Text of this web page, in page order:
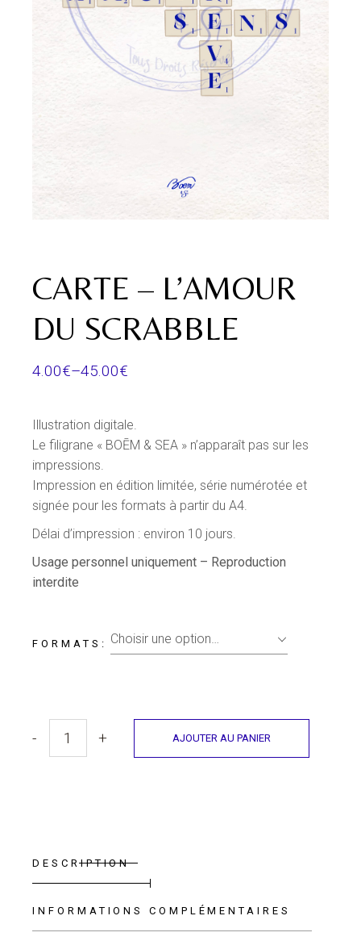
CARTE – L’AMOUR
DU SCRABBLE
4.00€–45.00€
Illustration digitale.
Le filigrane « BOĒM & SEA » n’apparaît pas sur les
impressions.
Impression en édition limitée, série numérotée et
signée pour les formats à partir du A4.
Délai d’impression : environ 10 jours.
Usagepersonneluniquement – Reproduction
interdite
FORMATS Choisir une option…
Carte - l'AMour du Scrabble quantity
- + AJOUTER AU PANIER
DESCRIPTION
INFORMATIONS COMPLÉMENTAIRES